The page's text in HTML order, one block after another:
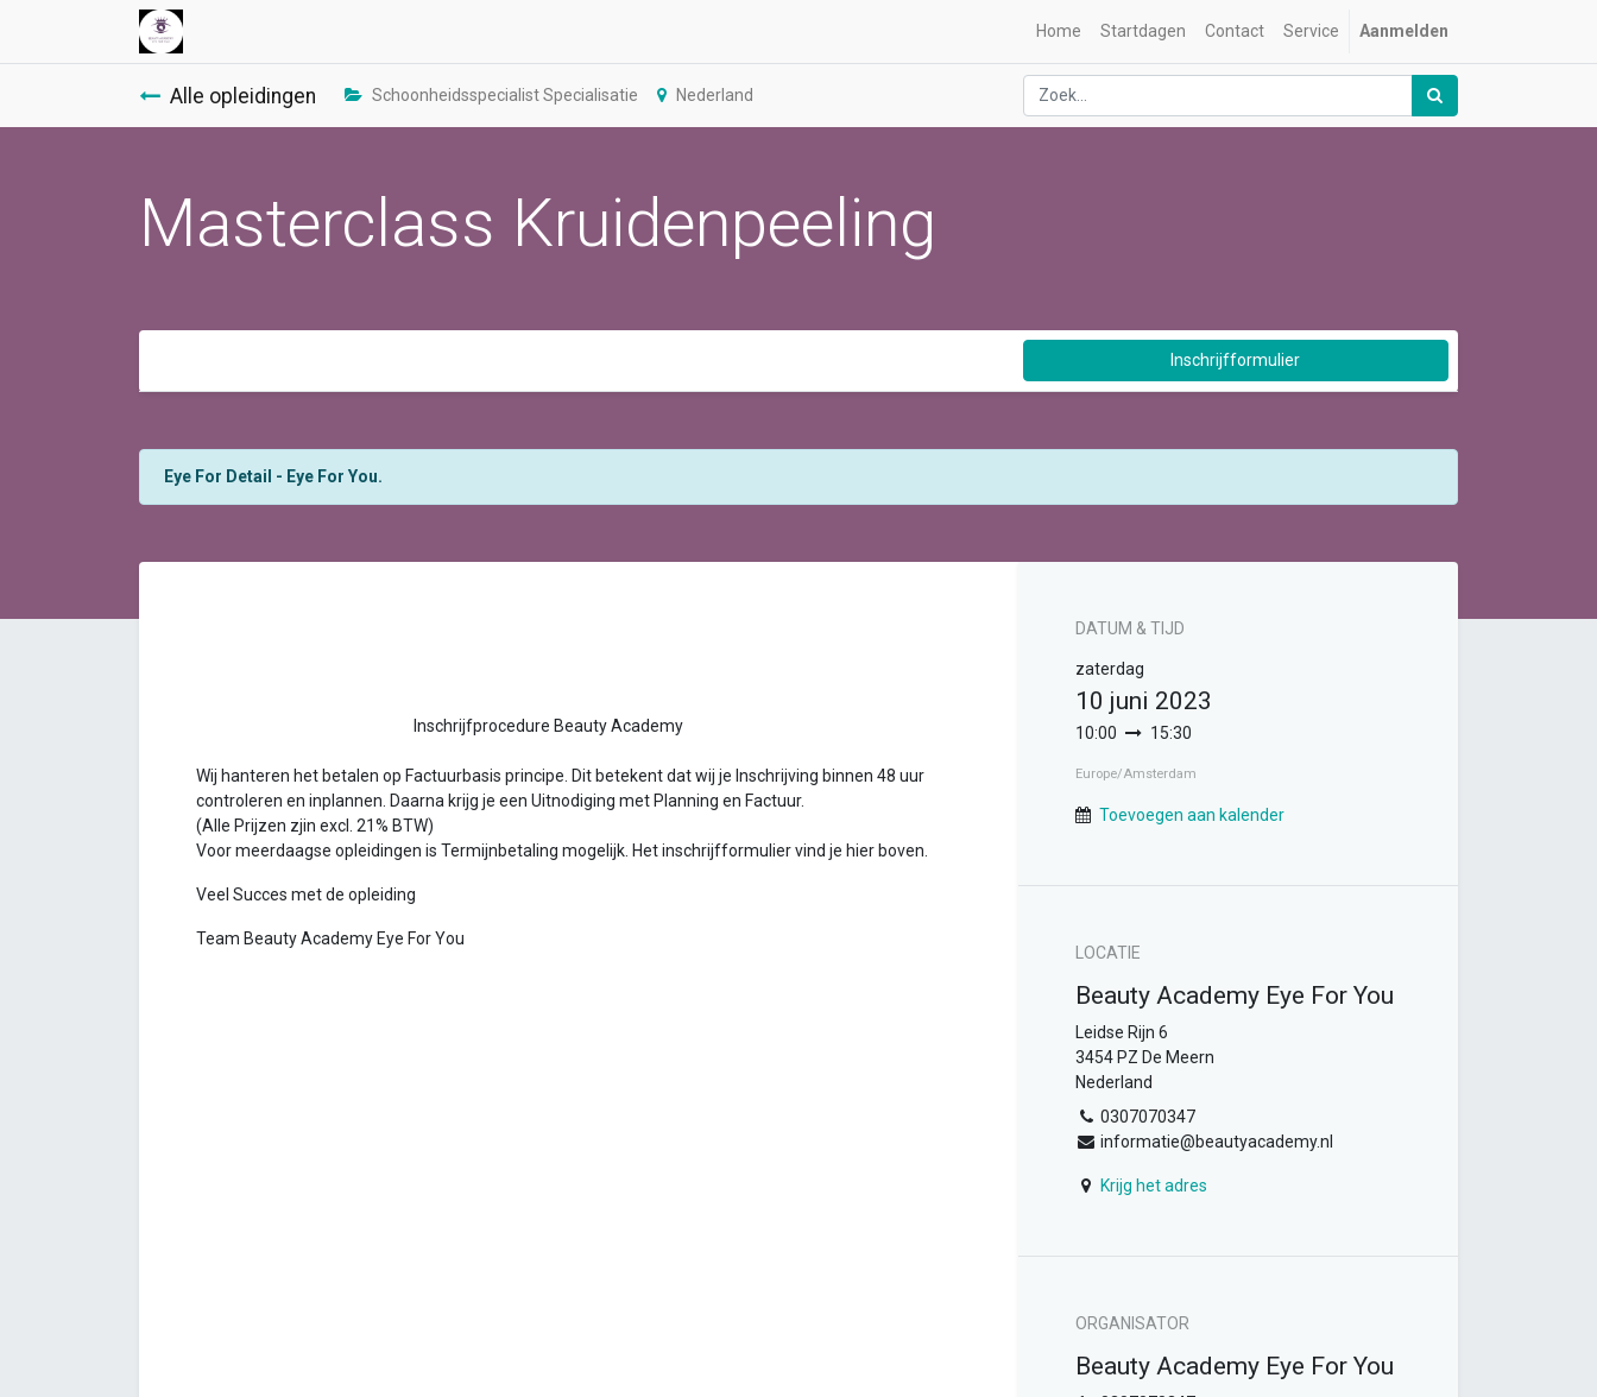
Home Startdagen Contact Service Aanmelden
Alle opleidingen Schoonheidsspecialist Specialisatie Nederland
Masterclass Kruidenpeeling
Inschrijfformulier
Eye For Detail - Eye For You.
Inschrijfprocedure Beauty Academy
Wij hanteren het betalen op Factuurbasis principe. Dit betekent dat wij je Inschrijving binnen 48 uur
controleren en inplannen. Daarna krijg je een Uitnodiging met Planning en Factuur.
(Alle Prijzen zjin excl. 21% BTW)
Voor meerdaagse opleidingen is Termijnbetaling mogelijk. Het inschrijfformulier vind je hier boven.
Veel Succes met de opleiding
Team Beauty Academy Eye For You
DATUM & TIJD
zaterdag
10 juni 2023
10:00 15:30
Europe/Amsterdam
Toevoegen aan kalender
LOCATIE
Beauty Academy Eye For You
Leidse Rijn 6
3454 PZ De Meern
Nederland
0307070347
informatie@beautyacademy.nl
Krijg het adres
ORGANISATOR
Beauty Academy Eye For You